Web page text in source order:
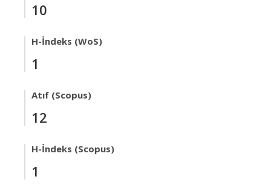
10
H-İndeks (WoS)
1
Atıf (Scopus)
12
H-İndeks (Scopus)
1